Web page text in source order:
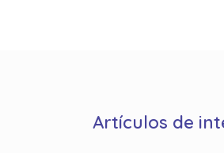
Artículos de